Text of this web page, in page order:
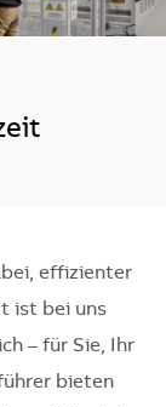
effizienter
ist bei uns
– für Sie, Ihr
bieten